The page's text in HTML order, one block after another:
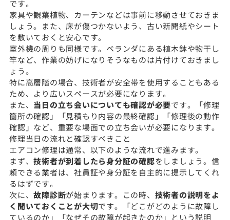
です。
家具や観葉植物、カーテンなどは事前に移動させておきま
しょう。また、床が傷つかないよう、古い新聞紙やシート
を敷いておくと安心です。
室外機の周りも同様です。ベランダにある植木鉢や物干し
竿など、作業の妨げになりそうなものは片付けておきまし
ょう。
特に高層階の場合、技術者が安全帯を使用することもある
ため、より広いスペースが必要になります。
また、 当日の立ち会いについても確認が必要です。「修理
箇所の確認」「見積もり内容の最終確認」「修理後の動作
確認」など、重要な場面での立ち会いが必要になります。
修理当日の流れと確認すべきこと
エアコン修理は通常、以下のような流れで進みます。
まず、技術者が到着したら身分証の確認をしましょう。信
頼できる業者は、社員証や身分証を自主的に提示してくれ
るはずです。
次に、故障診断が始まります。この時、 技術者の説明をよ
く聞いておくことが大切です。「どこがどのように故障し
ているのか」「なぜその故障が起きたのか」という説明